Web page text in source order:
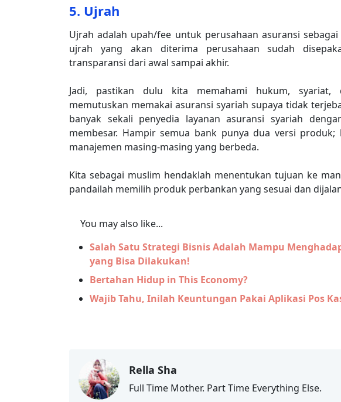
5. Ujrah
Ujrah adalah upah/fee untuk perusahaan asuransi
ujrah yang akan diterima perusahaan sudah
transparansi dari awal sampai akhir.
Jadi, pastikan dulu kita memahami hukum, syariat,
memutuskan memakai asuransi syariah supaya tidak
banyak sekali penyedia layanan asuransi syariah
membesar. Hampir semua bank punya dua versi
manajemen masing-masing yang berbeda.
Kita sebagai muslim hendaklah menentukan tujuan ke
pandailah memilih produk perbankan yang sesuai dan
You may also like...
Salah Satu Strategi Bisnis Adalah Mampu
yang Bisa Dilakukan!
Bertahan Hidup in This Economy?
Wajib Tahu, Inilah Keuntungan Pakai Aplikasi Pos
Rella Sha
Full Time Mother. Part Time Everything Else.